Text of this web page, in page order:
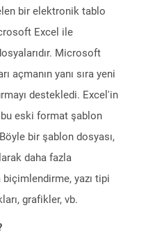
bir elektronik tablo
Excel ile
Microsoft
açmanın yanı sıra yeni
destekledi. Excel'in
eski format şablon
bir şablon dosyası,
daha fazla
yazı tipi
grafikler, vb.